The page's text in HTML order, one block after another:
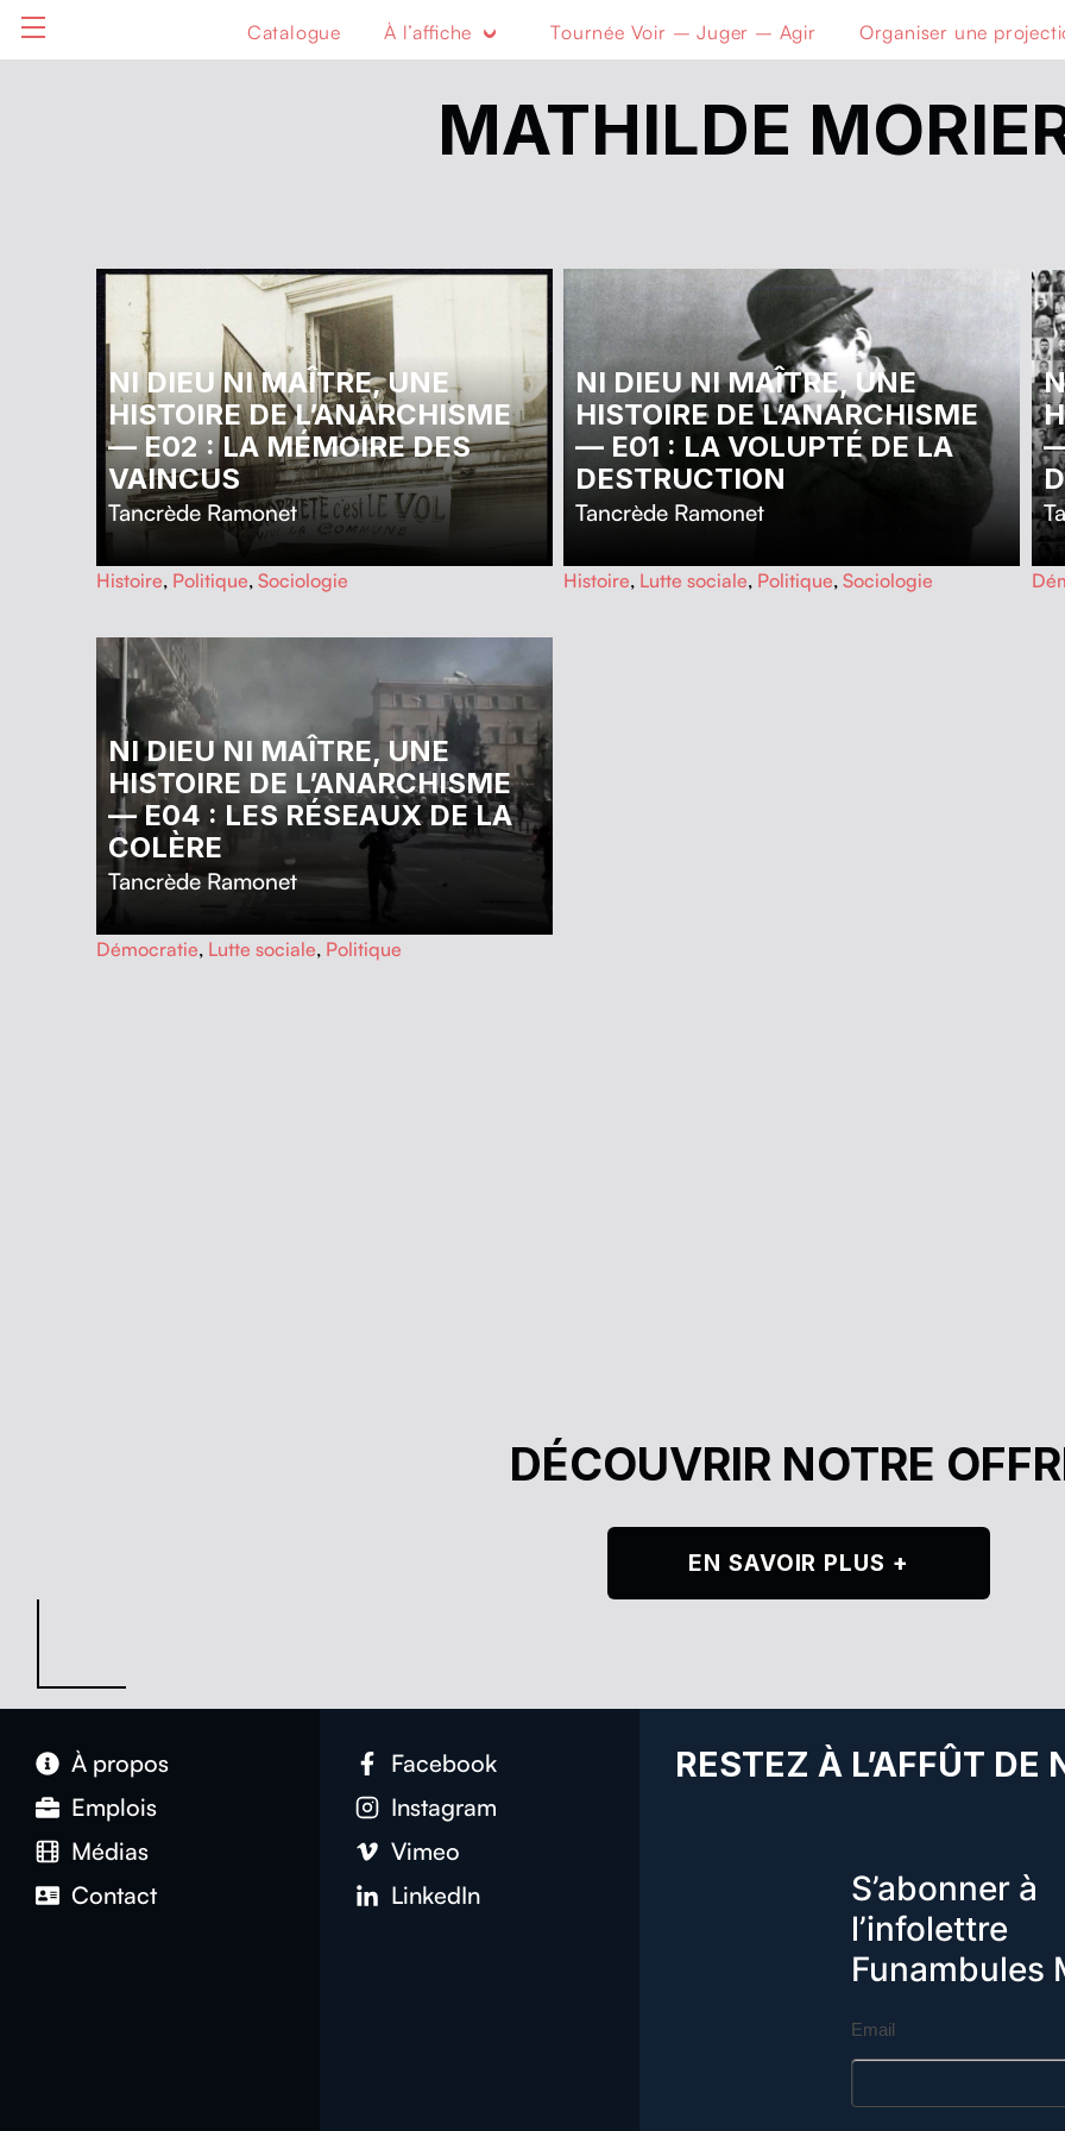
Catalogue À l’affiche Tournée Voir – Juger – Agir Organiser une
MATHILDE
NI DIEU NI MAÎTRE, UNE
HISTOIRE DE L’ANARCHISME
— E02 : LA MÉMOIRE DES
VAINCUS
Tancrède Ramonet
…
Histoire, Politique, Sociologie
NI DIEU NI MAÎTRE, UNE
HISTOIRE DE L’ANARCHISME
— E01 : LA VOLUPTÉ DE LA
DESTRUCTION
Tancrède Ramonet
…
Histoire, Lutte sociale, Politique,Sociologie
…
NI DIEU NI MAÎTRE, UNE
HISTOIRE DE L’ANARCHISME
— E04 : LES RÉSEAUX DE LA
COLÈRE
Tancrède Ramonet
…
Démocratie, Lutte sociale, Politique
DÉCOUVRIR NOTRE
EN SAVOIR PLUS +
À pro­pos
Emplois
Médias
Con­tact
Face­book
Insta­gram
Vimeo
LinkedIn
RESTEZ À L’AFFÛT
S’abonner à
l’infolettre
Funambules
Email